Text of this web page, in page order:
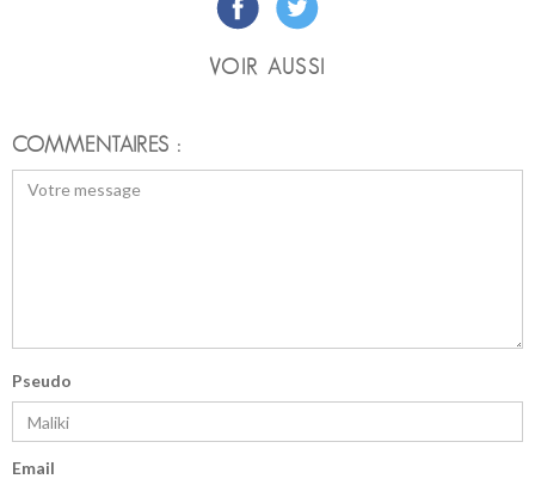
VOIR AUSSI
COMMENTAIRES :
Pseudo
Email